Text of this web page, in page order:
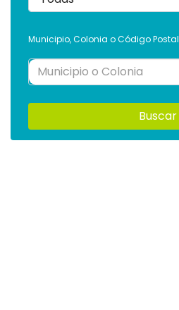
Municipio, Colonia o Código Postal
Buscar